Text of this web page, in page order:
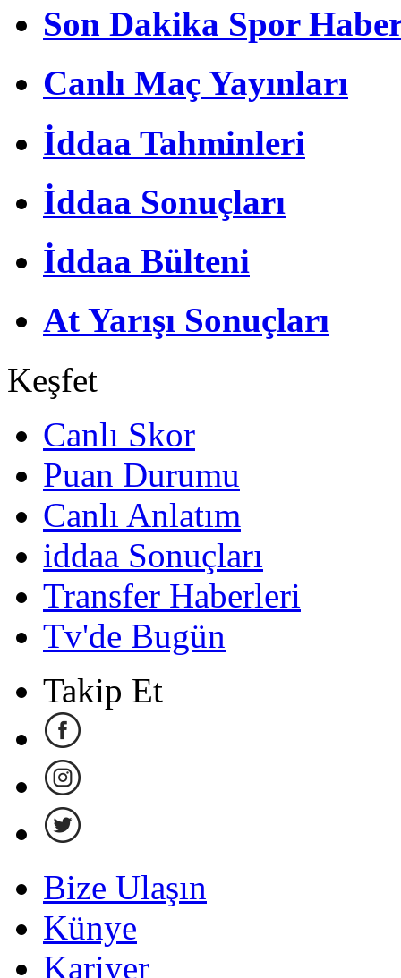
Son Dakika Spor
Canlı Maç Yayınları
İddaa Tahminleri
İddaa Sonuçları
İddaa Bülteni
At Yarışı Sonuçları
Keşfet
Canlı Skor
Puan Durumu
Canlı Anlatım
iddaa Sonuçları
Transfer Haberleri
Tv'de Bugün
Takip Et
Bize Ulaşın
Künye
Kariyer